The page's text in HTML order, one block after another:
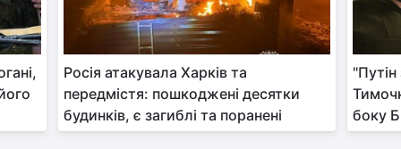
Росія атакувала Харків та
передмістя: пошкоджені десятки
будинків, є загиблі та поранені
боку